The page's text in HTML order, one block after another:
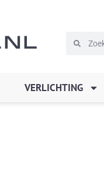
ZoekenZoeken
VERLICHTING